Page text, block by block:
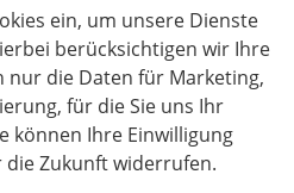
DSG 4x4
DSG 4x4
ein, um unsere Dienste
berücksichtigen wir Ihre
nur die Daten für Marketing,
für die Sie uns Ihr
können Ihre Einwilligung
Zukunft widerrufen.